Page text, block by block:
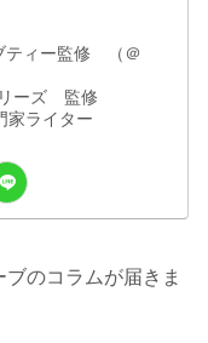
ティー監修 （＠
ーズ 監修
ライター
ブのコラムが届きま